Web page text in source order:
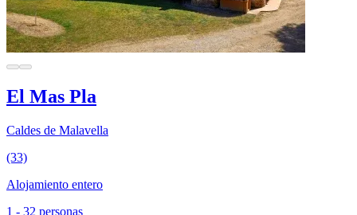
El Mas Pla
Caldes de Malavella
(33)
Alojamiento entero
1 - 32 personas